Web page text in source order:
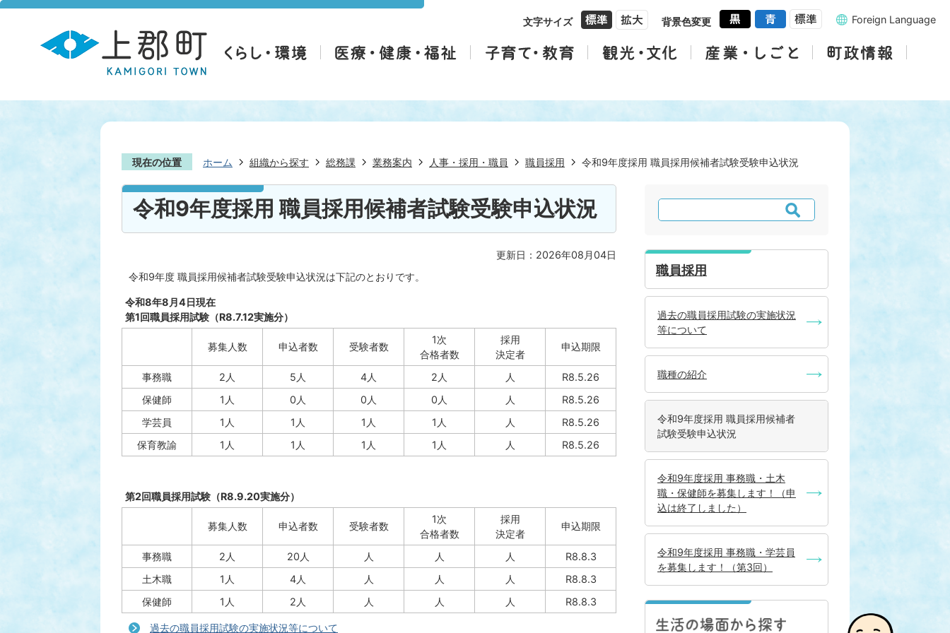
文字サイズ 背景色変更 Foreign Language
現在の位置 ホーム 組織から探す 総務課 業務案内 人事・採用・職員 職員採用 令和9年度採用 職員採用候補者試験受験申込状況
令和9年度採用 職員採用候補者試験受験申込状況
更新日：2026年08月04日
令和9年度 職員採用候補者試験受験申込状況は下記のとおりです。
令和8年8月4日現在
第1回職員採用試験（R8.7.12実施分）
募集人数 申込者数 受験者数
1次
合格者数
採用
決定者
申込期限
事務職 2人 5人 4人 2人 人
R8.5.26
保健師
1人 0人 0人 0人 人
R8.5.26
学芸員
1人 1人 1人 1人 人
R8.5.26
保育教諭
1人 1人 1人 1人 人 R8.5.26
第2回職員採用試験（R8.9.20実施分）
募集人数 申込者数 受験者数
1次
合格者数
採用
決定者
申込期限
事務職 2人 20人 人 人 人
R8.8.3
土木職
1人 4人 人 人 人
R8.8.3
保健師
1人 2人 人 人 人 R8.8.3
過去の職員採用試験の実施状況等について
検
索
職員採用
過去の職員採用試験の実施状況
等について
職種の紹介
令和9年度採用 職員採用候補者
試験受験申込状況
令和9年度採用 事務職・土木
職・保健師を募集します！（申
込は終了しました）
令和9年度採用 事務職・学芸員
を募集します！（第3回）